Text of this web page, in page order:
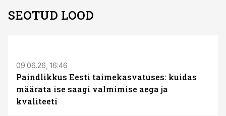
SEOTUD LOOD
09.06.26, 16:46
Paindlikkus Eesti taimekasvatuses: kuidas
määrata ise saagi valmimise aega ja
kvaliteeti